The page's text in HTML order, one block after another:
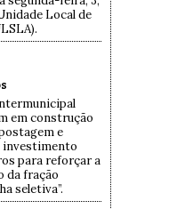
Local de
em construção
e
investimento
para reforçar a
da fração
seletiva”.